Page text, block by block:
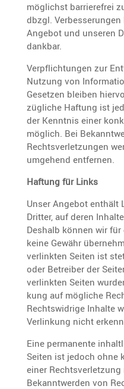
möglichst barrie­re­frei
dbzgl.
Angebot und unseren
dankbar.
Verpflich­tungen zur
Nutzung von
Gesetzen bleiben
züg­liche Haftung ist
der Kenntnis einer
möglich. Bei
Rechts­ver­let­zungen
umgehend entfernen.
Haftung für Links
Unser Angebot enthält
Dritter, auf deren
Deshalb können wir
keine Gewähr
verlinkten Seiten ist
oder Betreiber der
verlinkten Seiten
kung auf mögliche
Rechts­wid­rige Inhalte
Verlin­kung nicht
Eine perma­nente
Seiten ist jedoch ohne
einer
Bekannt­werden von